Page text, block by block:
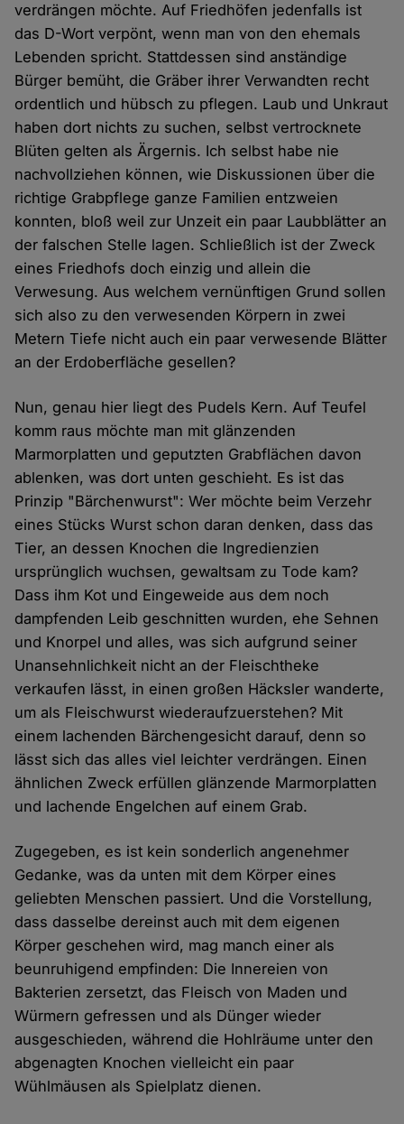
verdrängen möchte. Auf Friedhöfen jedenfalls ist
das D-Wort verpönt, wenn man von den ehemals
Lebenden spricht. Stattdessen sind anständige
Bürger bemüht, die Gräber ihrer Verwandten recht
ordentlich und hübsch zu pflegen. Laub und Unkraut
haben dort nichts zu suchen, selbst vertrocknete
Blüten gelten als Ärgernis. Ich selbst habe nie
nachvollziehen können, wie Diskussionen über die
richtige Grabpflege ganze Familien entzweien
konnten, bloß weil zur Unzeit ein paar Laubblätter an
der falschen Stelle lagen. Schließlich ist der Zweck
eines Friedhofs doch einzig und allein die
Verwesung. Aus welchem vernünftigen Grund sollen
sich also zu den verwesenden Körpern in zwei
Metern Tiefe nicht auch ein paar verwesende Blätter
an der Erdoberfläche gesellen?
Nun, genau hier liegt des Pudels Kern. Auf Teufel
komm raus möchte man mit glänzenden
Marmorplatten und geputzten Grabflächen davon
ablenken, was dort unten geschieht. Es ist das
Prinzip "Bärchenwurst": Wer möchte beim Verzehr
eines Stücks Wurst schon daran denken, dass das
Tier, an dessen Knochen die Ingredienzien
ursprünglich wuchsen, gewaltsam zu Tode kam?
Dass ihm Kot und Eingeweide aus dem noch
dampfenden Leib geschnitten wurden, ehe Sehnen
und Knorpel und alles, was sich aufgrund seiner
Unansehnlichkeit nicht an der Fleischtheke
verkaufen lässt, in einen großen Häcksler wanderte,
um als Fleischwurst wiederaufzuerstehen? Mit
einem lachenden Bärchengesicht darauf, denn so
lässt sich das alles viel leichter verdrängen. Einen
ähnlichen Zweck erfüllen glänzende Marmorplatten
und lachende Engelchen auf einem Grab.
Zugegeben, es ist kein sonderlich angenehmer
Gedanke, was da unten mit dem Körper eines
geliebten Menschen passiert. Und die Vorstellung,
dass dasselbe dereinst auch mit dem eigenen
Körper geschehen wird, mag manch einer als
beunruhigend empfinden: Die Innereien von
Bakterien zersetzt, das Fleisch von Maden und
Würmern gefressen und als Dünger wieder
ausgeschieden, während die Hohlräume unter den
abgenagten Knochen vielleicht ein paar
Wühlmäusen als Spielplatz dienen.